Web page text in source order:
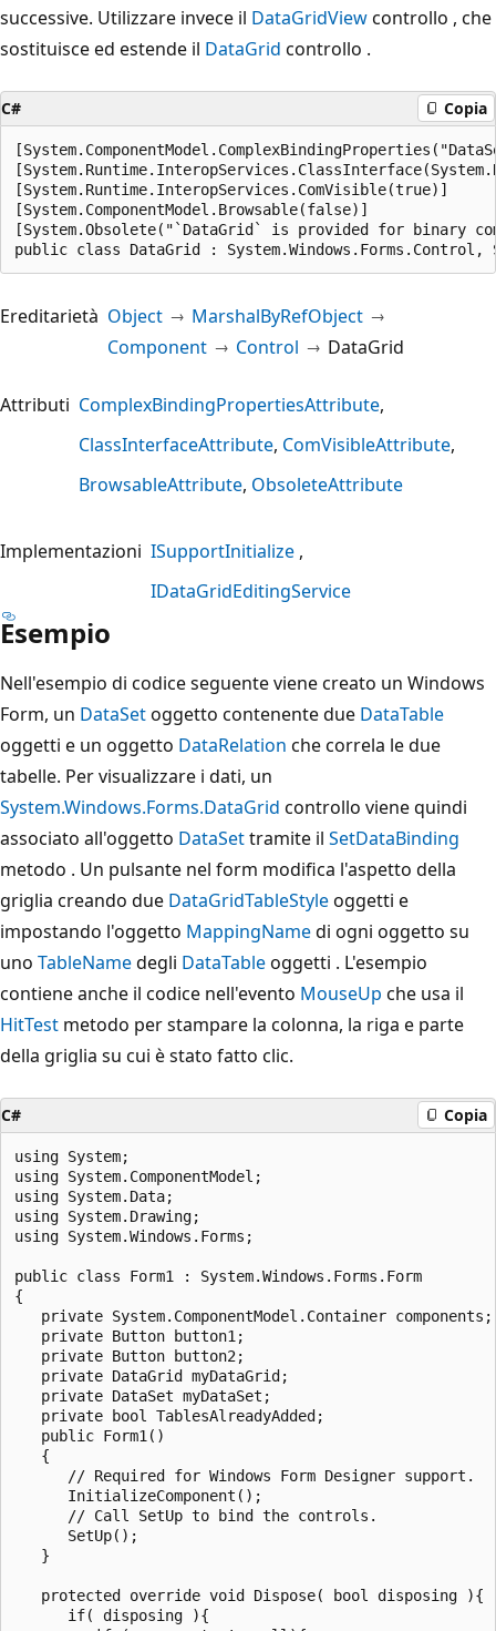
successive. Utilizzare invece il DataGridViewcontrollo , che
sostituisce ed estende il DataGrid controllo .
C# Copia
[System.Runtime.InteropServices.ComVisible(true)]
[System.ComponentModel.Browsable(false)]
[System.Obsolete("`DataGrid` is provided for binary
public class DataGrid : System.Windows.Forms.Control,
Ereditarietà Object
MarshalByRefObject
Component
Control DataGrid
Attributi ComplexBindingPropertiesAttribute
ClassInterfaceAttribute ComVisibleAttribute
BrowsableAttribute ObsoleteAttribute
Implementazioni ISupportInitialize
IDataGridEditingService
Esempio
Nell'esempio di codice seguente viene creato un Windows
Form, un DataSetoggetto contenente due DataTable
oggetti e un oggetto DataRelation che correla le due
tabelle. Per visualizzare i dati, un
System.Windows.Forms.DataGrid controllo viene quindi
associato all'oggetto DataSettramite il SetDataBinding
metodo . Un pulsante nel form modifica l'aspetto della
griglia creando due DataGridTableStyleoggetti e
impostando l'oggetto MappingNamedi ogni oggetto su
uno TableNamedegli DataTableoggetti . L'esempio
contiene anche il codice nell'evento MouseUp che usa il
HitTest metodo per stampare la colonna, la riga e parte
della griglia su cui è stato fatto clic.
C# Copia
using System;
using System.ComponentModel;
using System.Data;
using System.Drawing;
using System.Windows.Forms;
public class Form1 : System.Windows.Forms.Form
{
   private System.ComponentModel.Container components;
   private Button button1;
   private Button button2;
   private DataGrid myDataGrid;
   private DataSet myDataSet;
   private bool TablesAlreadyAdded;
   public Form1()
   {
      // Required for Windows Form Designer support.
      InitializeComponent();
      // Call SetUp to bind the controls.
      SetUp();
   }
   protected override void Dispose( bool disposing ){
      if( disposing ){